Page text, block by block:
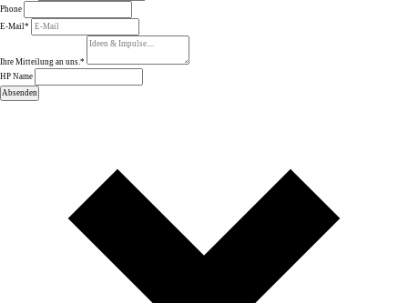
Phone
E-Mail *
Ihre Mitteilung an uns. *
HP Name
Absenden